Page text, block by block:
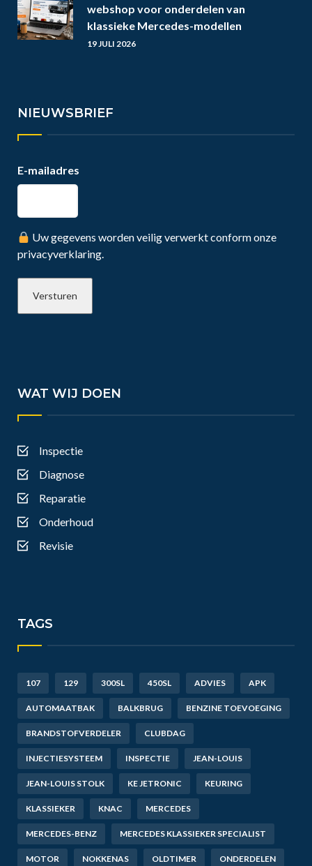
webshop voor onderdelen van
klassieke Mercedes-modellen
19 JULI 2026
NIEUWSBRIEF
E-mailadres
Uw gegevens worden veilig verwerkt conform onze
privacyverklaring.
WAT WIJ DOEN
Inspectie
Diagnose
Reparatie
Onderhoud
Revisie
TAGS
107 129 300SL 450SL ADVIES APK
AUTOMAATBAK BALKBRUG BENZINE TOEVOEGING
BRANDSTOFVERDELER CLUBDAG
INJECTIESYSTEEM INSPECTIE JEAN-LOUIS
JEAN-LOUIS STOLK KE JETRONIC KEURING
KLASSIEKER KNAC MERCEDES
MERCEDES-BENZ MERCEDES KLASSIEKER SPECIALIST
MOTOR NOKKENAS OLDTIMER ONDERDELEN